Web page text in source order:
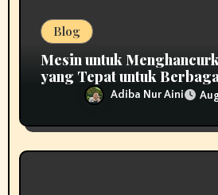
Blog
Mesin untuk
yang Tepat untuk
Adiba Nur Aini